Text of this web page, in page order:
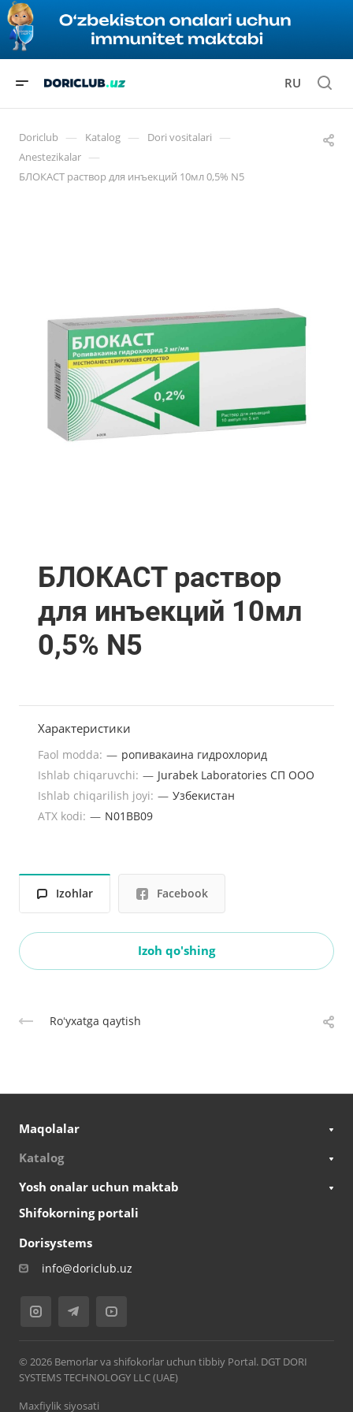
RU
Doriclub — Katalog — Dori vositalari —
Anestezikalar —
БЛОКАСТ раствор для инъекций 10мл 0,5% N5
БЛОКАСТ раствор
для инъекций 10мл
0,5% N5
Характеристики
Faol modda: — ропивакаина гидрохлорид
Ishlab chiqaruvchi: — Jurabek Laboratories СП ООО
Ishlab chiqarilish joyi: — Узбекистан
ATX kodi: — N01BB09
Izohlar Facebook
Izoh qo'shing
Roʻyxatga qaytish
Maqolalar
Katalog
Yosh onalar uchun maktab
Shifokorning portali
Dorisystems
info@doriclub.uz
© 2026 Bemorlar va shifokorlar uchun tibbiy Portal. DGT DORI
SYSTEMS TECHNOLOGY LLC (UAE)
Maxfiylik siyosati